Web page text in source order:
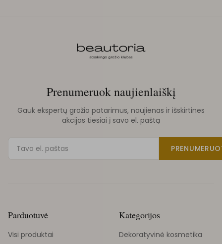
Prenumeruok naujienlaiškį
Gauk ekspertų grožio patarimus, naujienas ir išskirtines
akcijas tiesiai į savo el. paštą
Parduotuvė
Visi produktai
Kategorijos
Dekoratyvinė kosmetika